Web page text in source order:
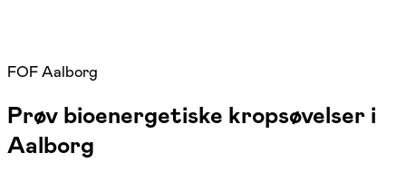
FOF Aalborg
Prøv bioenergetiske kropsøvelser i
Aalborg